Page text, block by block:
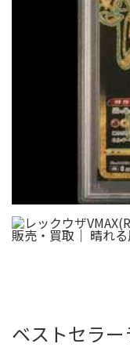
ベストセラ